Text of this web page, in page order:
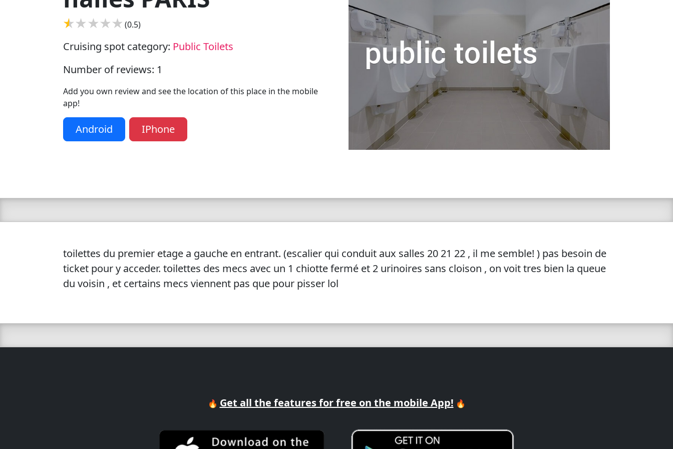
(0.5)
Cruising spot category: Public Toilets
Number of reviews: 1
Add you own review and see the location of this place in the mobile
app!
Android IPhone
toilettes du premier etage a gauche en entrant. (escalier qui conduit aux salles 20 21 22 , il me semble! ) pas besoin de
ticket pour y acceder. toilettes des mecs avec un 1 chiotte fermé et 2 urinoires sans cloison , on voit tres bien la queue
du voisin , et certains mecs viennent pas que pour pisser lol
🔥 Get all the features for free on the mobile App! 🔥